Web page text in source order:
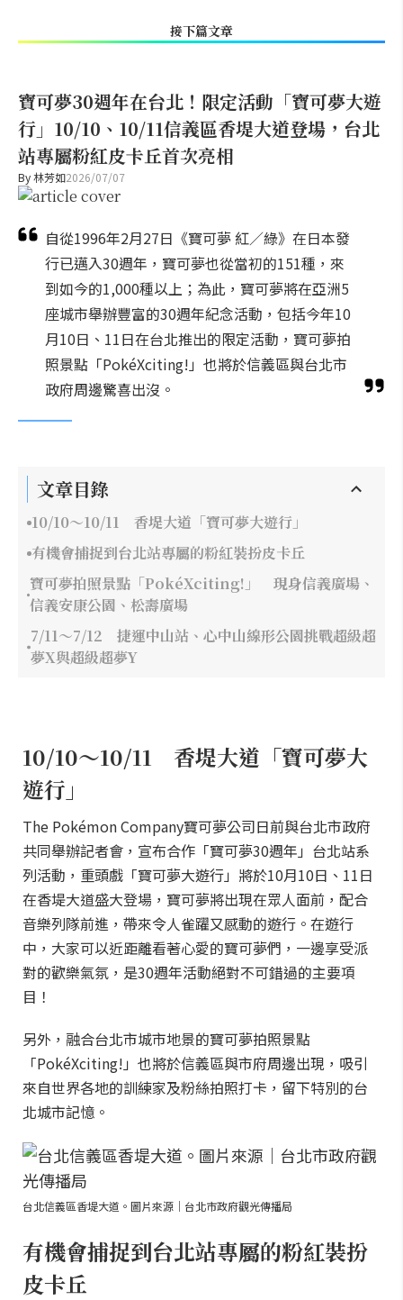
接下篇文章
寶可夢30週年在台北！限定活動「寶可夢大遊
行」10/10、10/11信義區香堤大道登場，台北
站專屬粉紅皮卡丘首次亮相
By林芳如2026/07/07
自從1996年2月27日《寶可夢 紅／綠》在日本發
行已邁入30週年，寶可夢也從當初的151種，來
到如今的1,000種以上；為此，寶可夢將在亞洲5
座城市舉辦豐富的30週年紀念活動，包括今年10
月10日、11日在台北推出的限定活動，寶可夢拍
照景點「PokéXciting!」也將於信義區與台北市
政府周邊驚喜出沒。
文章目錄
10/10～10/11 香堤大道「寶可夢大遊行」
有機會捕捉到台北站專屬的粉紅裝扮皮卡丘
寶可夢拍照景點「PokéXciting!」 現身信義廣場、
信義安康公園、松壽廣場
7/11～7/12 捷運中山站、心中山線形公園挑戰超級超
夢X與超級超夢Y
10/10～10/11 香堤大道「寶可夢大
遊行」
The Pokémon Company寶可夢公司日前與台北市政府
共同舉辦記者會，宣布合作「寶可夢30週年」台北站系
列活動，重頭戲「寶可夢大遊行」將於10月10日、11日
在香堤大道盛大登場，寶可夢將出現在眾人面前，配合
音樂列隊前進，帶來令人雀躍又感動的遊行。在遊行
中，大家可以近距離看著心愛的寶可夢們，一邊享受派
對的歡樂氣氛，是30週年活動絕對不可錯過的主要項
目！
另外，融合台北市城市地景的寶可夢拍照景點
「PokéXciting!」也將於信義區與市府周邊出現，吸引
來自世界各地的訓練家及粉絲拍照打卡，留下特別的台
北城市記憶。
台北信義區香堤大道。圖片來源｜台北市政府觀光傳播局
有機會捕捉到台北站專屬的粉紅裝扮
皮卡丘